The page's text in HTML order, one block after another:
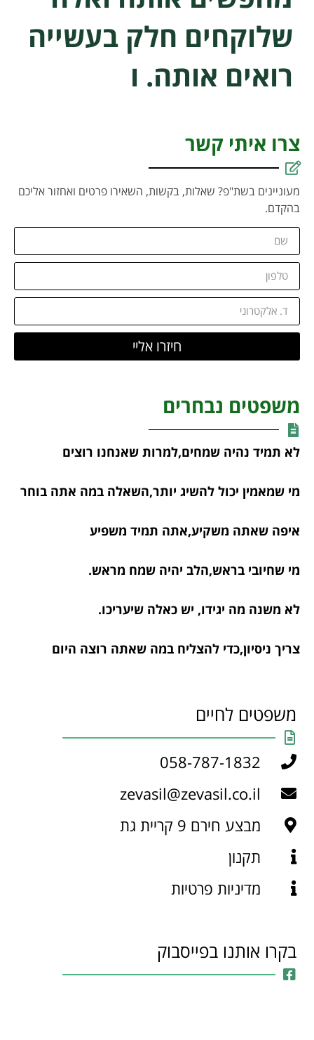
שלוקחים חלק בעשייה
רואים אותה. ו
צרו איתי קשר
מעוניינים בשת"פ? שאלות, בקשות, השאירו פרטים ואחזור אליכם
בהקדם.
חיזרו אליי
משפטים נבחרים
לא תמיד נהיה שמחים,למרות שאנחנו רוצים
מי שמאמין יכול להשיג יותר,השאלה במה אתה בוחר
איפה שאתה משקיע,אתה תמיד משפיע
מי שחיובי בראש,הלב יהיה שמח מראש.
לא משנה מה יגידו, יש כאלה שיעריכו.
צריך ניסיון,כדי להצליח במה שאתה רוצה היום
משפטים לחיים
058-787-1832
zevasil@zevasil.co.il
מבצע חירם 9 קריית גת
תקנון
מדיניות פרטיות
בקרו אותנו בפייסבוק